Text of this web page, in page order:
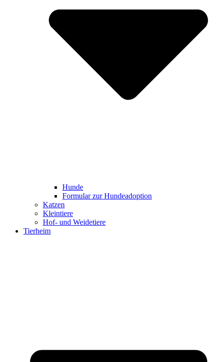
Hunde
Formular zur Hundeadoption
Katzen
Kleintiere
Hof- und Weidetiere
Tierheim